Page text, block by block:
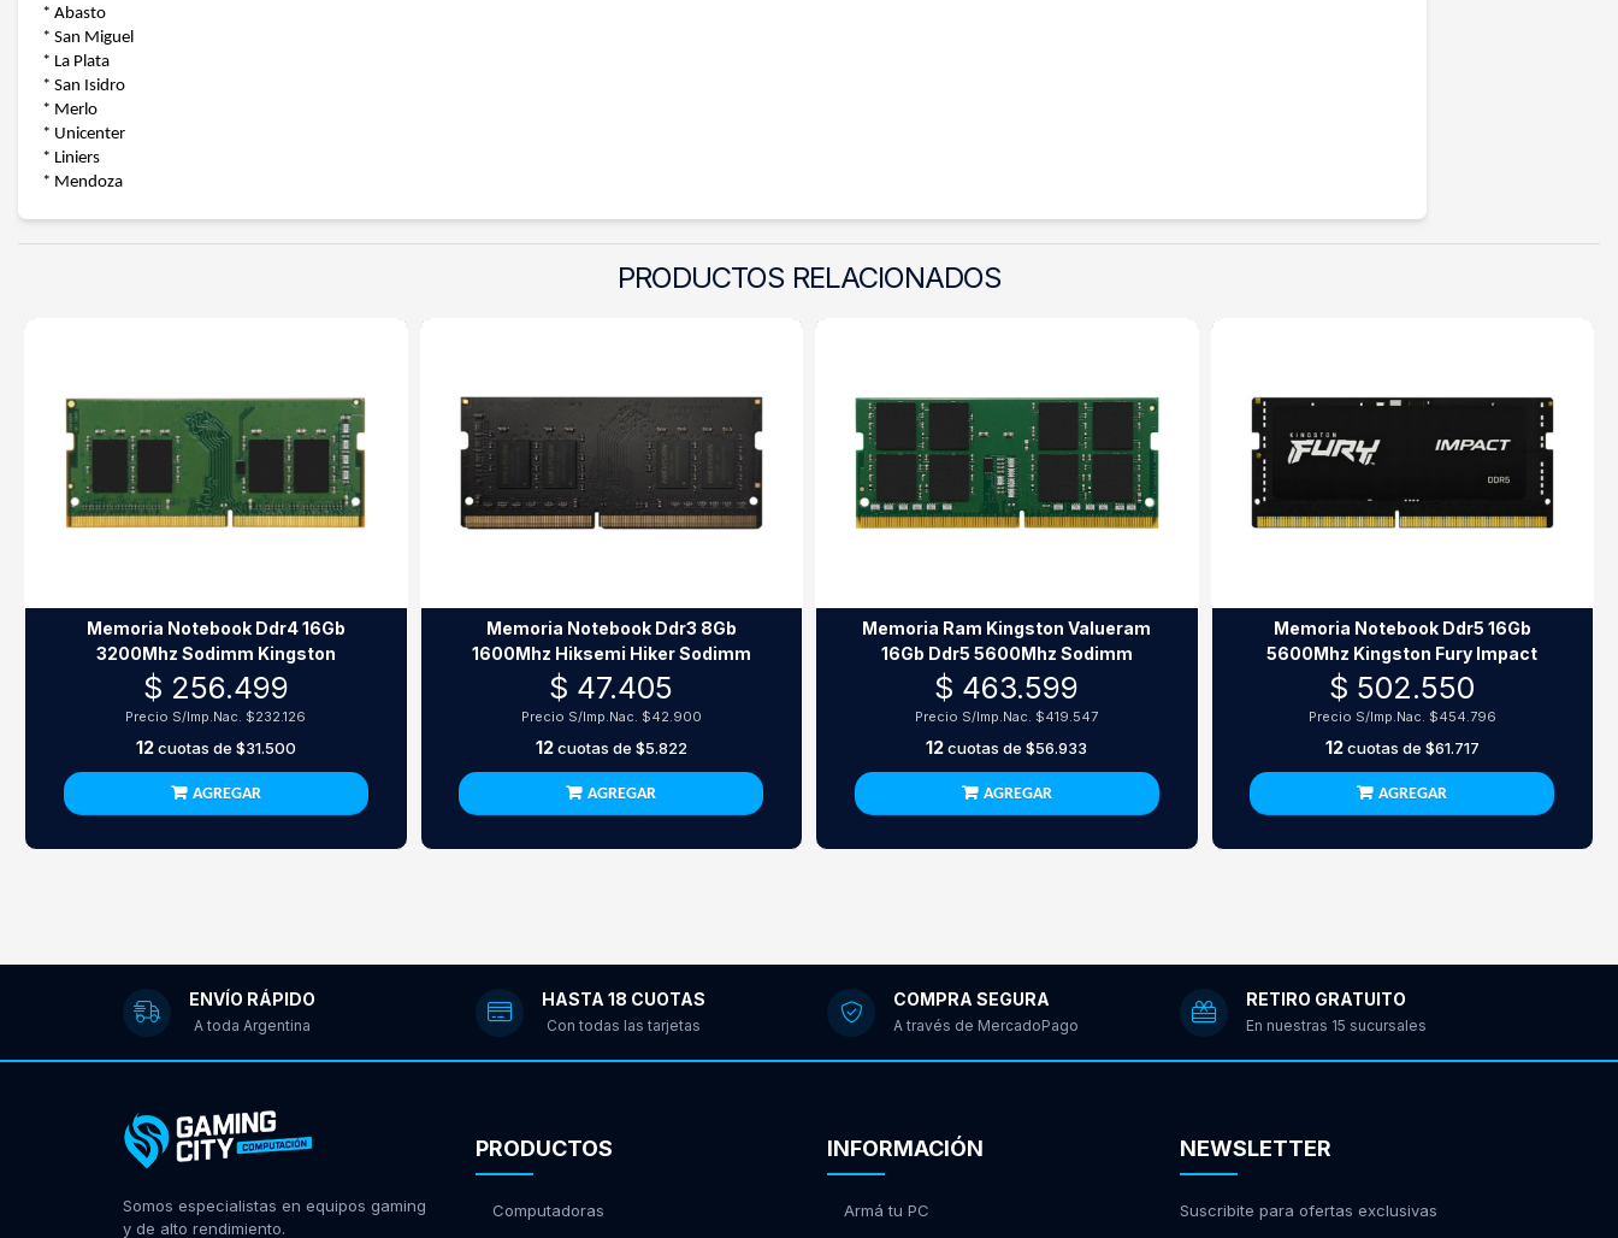
* Abasto
* San Miguel
* La Plata
* San Isidro
* Merlo
* Unicenter
* Liniers
* Mendoza
PRODUCTOS RELACIONADOS
Memoria Notebook Ddr4 16Gb
3200Mhz Sodimm Kingston
$ 256.499
Precio S/Imp.Nac. $232.126
12cuotas de $31.500
AGREGAR
Memoria Notebook Ddr3 8Gb
1600Mhz Hiksemi Hiker Sodimm
$ 47.405
Precio S/Imp.Nac. $42.900
12cuotas de $5.822
AGREGAR
Memoria Ram Kingston Valueram
16Gb Ddr5 5600Mhz Sodimm
$ 463.599
Precio S/Imp.Nac. $419.547
12cuotas de$56.933
AGREGAR
Memoria Notebook Ddr5 16Gb
5600Mhz Kingston Fury Impact
$ 502.550
Precio S/Imp.Nac. $454.796
12cuotas de $61.717
AGREGAR
ENVÍO RÁPIDO
A toda Argentina
HASTA 18 CUOTAS
Con todas las tarjetas
COMPRA SEGURA
A través de MercadoPago
RETIRO GRATUITO
En nuestras 15 sucursales
Somos especialistas en equipos gaming
y de alto rendimiento.
PRODUCTOS
Computadoras
INFORMACIÓN
Armá tu PC
NEWSLETTER
Suscribite para ofertas exclusivas